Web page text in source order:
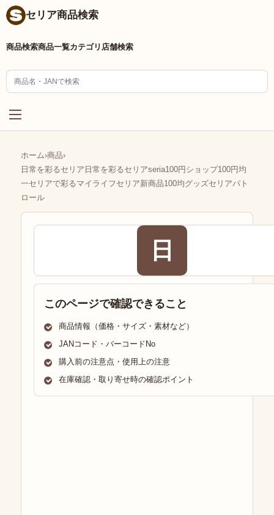
セリア商品検索
商品検索商品一覧カテゴリ 店舗検索
ホーム›商品›
日常を彩るセリア日常を彩るセリアseria100円ショップ100円均
一セリアで彩るマイライフセリア新商品100均グッズセリアパト
ロール
日
このページで確認できること
商品情報（価格・サイズ・素材など）
JANコード・バーコードNo
購入前の注意点・使用上の注意
在庫確認・取り寄せ時の確認ポイント